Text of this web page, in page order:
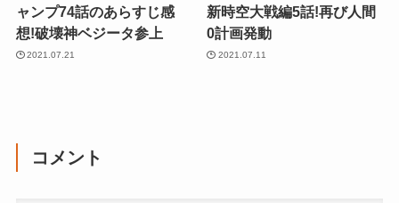
ャンプ74話のあらすじ感
想!破壊神ベジータ参上
2021.07.21
新時空大戦編5話!再び人間
0計画発動
2021.07.11
コメント